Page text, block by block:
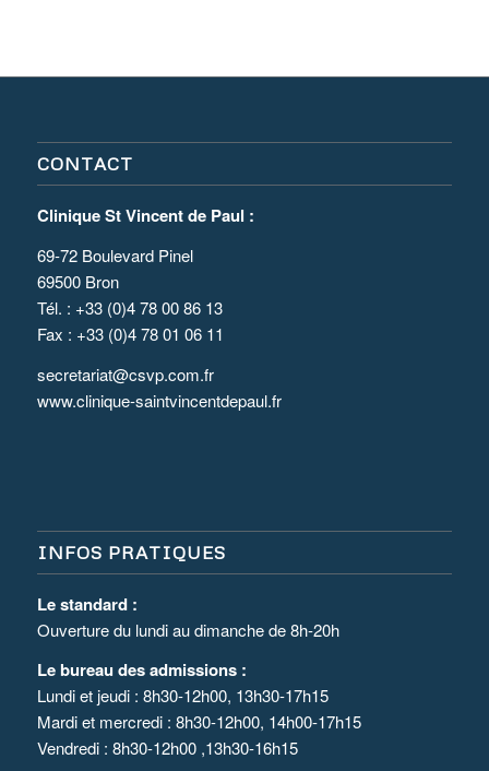
CONTACT
Clinique St Vincent de Paul :
69-72 Boulevard Pinel
69500 Bron
Tél. : +33 (0)4 78 00 86 13
Fax : +33 (0)4 78 01 06 11
secretariat@csvp.com.fr
www.clinique-saintvincentdepaul.fr
INFOS PRATIQUES
Le standard :
Ouverture du lundi au dimanche de 8h-20h
Le bureau des admissions :
Lundi et jeudi : 8h30-12h00, 13h30-17h15
Mardi et mercredi : 8h30-12h00, 14h00-17h15
Vendredi : 8h30-12h00 ,13h30-16h15